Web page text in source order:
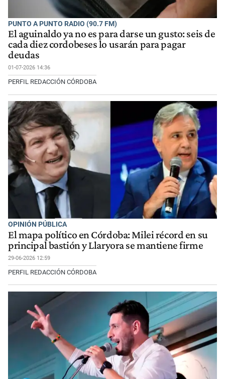
PUNTO A PUNTO RADIO (90.7 FM)
El aguinaldo ya no es para darse un gusto: seis de
cada diez cordobeses lo usarán para pagar
deudas
01-07-2026 14:36
PERFIL REDACCIÓN CÓRDOBA
OPINIÓN PÚBLICA
El mapa político en Córdoba: Milei récord en su
principal bastión y Llaryora se mantiene firme
29-06-2026 12:59
PERFIL REDACCIÓN CÓRDOBA